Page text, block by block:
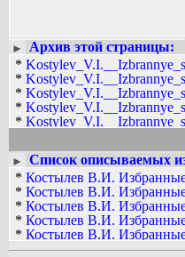
►
Архив этой страницы:
*
*
*
*
*
*
*
*
*
*
*
►
Список описываемых
* Костылев В.И.
* Костылев В.И.
* Костылев В.И.
* Костылев В.И.
* Костылев В.И.
*Костылев В.И.